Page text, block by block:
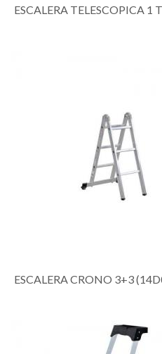
ESCALERA TELESCOPICA 1
ESCALERA CRONO 3+3